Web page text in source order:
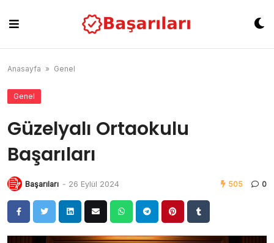
content
Anasayfa » Genel
Genel
Güzelyalı Ortaokulu
Başarıları
Başarıları - 26 Eylül 2024 505 0